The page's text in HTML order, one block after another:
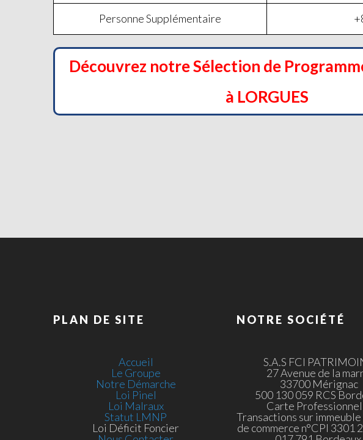
Personne Supplémentaire
Découvrez notre Sélection de
à LORGUES
PLAN DE SITE
Accueil
Le Groupe
Notre Démarche
Loi Pinel
Loi Malraux
Statut LMNP
Loi Déficit Foncier
NOTRE SOCIÉTÉ
S.A.S FCI
27 Avenue de la
33700 Mérignac
500 130 059 RCS
Carte
Transactions sur
de commerce n°CPI 3301